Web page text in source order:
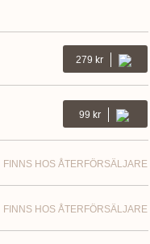
279 Kr
99 Kr
FINNS HOS ÅTERFÖRSÄLJARE
FINNS HOS ÅTERFÖRSÄLJARE